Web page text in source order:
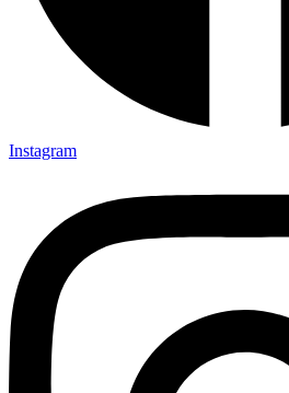
Instagram